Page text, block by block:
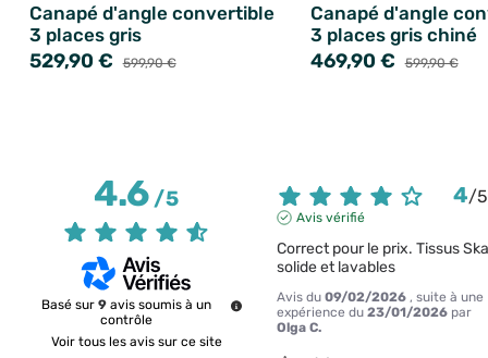
Canapé d'angle convertible
3 places gris
529,90 € 599,90 €
Canapé d'angle
3 places gris chiné
469,90 € 599,90 €
4.6/5
Basé sur 9 avis soumis à un
contrôle
Voir tous les avis sur ce site
4/5
Avis vérifié
Correct pour le prix. Tissus
solide et lavables
Avis du09/02/2026 , suite à une
expérience du23/01/2026 par
Olga C.